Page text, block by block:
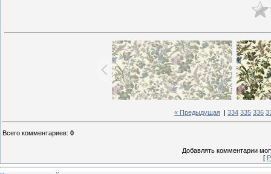
« Предыдущая 334 335 336
Всего комментариев: 0
Добавлять комментарии
[